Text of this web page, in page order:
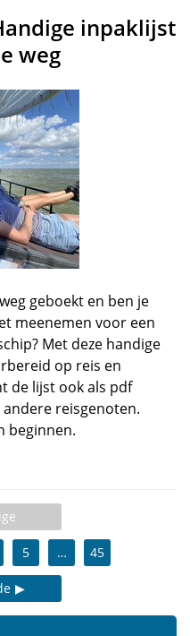
inpaklijst
weg
geboekt en ben je
meenemen voor een
Met deze handige
op reis en
de lijst ook als pdf
reisgenoten.
beginnen.
5 … 45